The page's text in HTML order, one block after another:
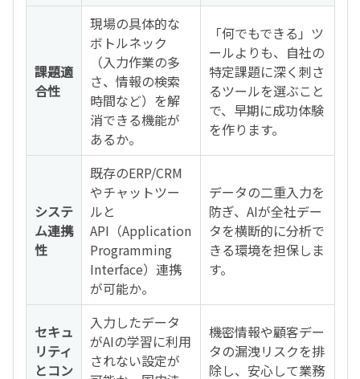
課題適
合性
現場の具体的な
ボトルネック
（入力作業の多
さ、情報の検索
時間など）を解
消できる機能が
あるか。
「何でもできる」ツ
ールよりも、自社の
特定課題に深く刺さ
るツールを選ぶこと
で、早期に成功体験
を作ります。
システ
ム連携
性
既存のERP/CRM
やチャットツー
ルと
API（Application
Programming
Interface）連携
が可能か。
データの二重入力を
防ぎ、AIが全社デー
タを横断的に分析で
きる環境を担保しま
す。
セキュ
リティ
とコン
入力したデータ
がAIの学習に利用
されない設定が
機密情報や顧客デー
タの漏洩リスクを排
除し、安心して業務